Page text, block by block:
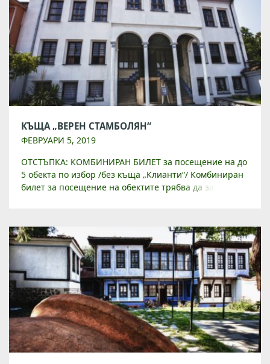
КЪЩА „ВЕРЕН СТАМБОЛЯН“
ФЕВРУАРИ 5, 2019
ОТСТЪПКА: КОМБИНИРАН БИЛЕТ за посещение на до
5 обекта по избор /без къща „Клианти“/ Комбиниран
билет за посещение на обектите трябва да закупите